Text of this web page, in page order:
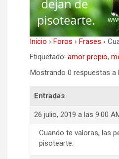
Inicio › Foros › Frases ›
Etiquetado: amor propio,
Mostrando 0 respuestas a
Entradas
26 julio, 2019 a las 9:00
Cuando te valoras, las
pisotearte.